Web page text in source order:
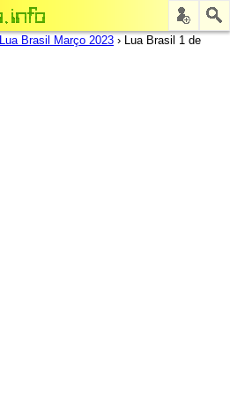
Lua Brasil Março 2023 › Lua Brasil 1 de